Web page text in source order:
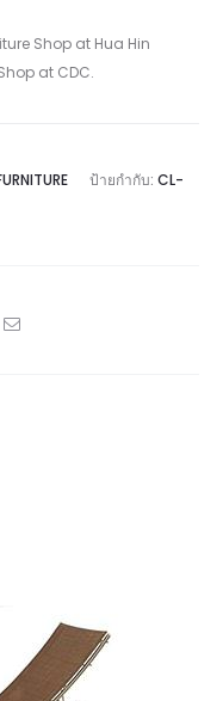
Shop at Hua Hin
at CDC.
ป้ายกำกับ: CL-